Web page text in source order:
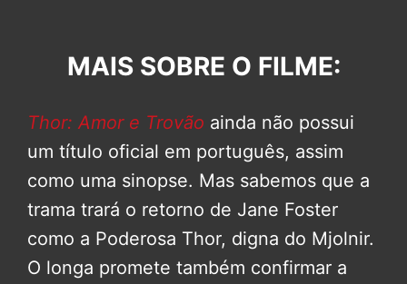
MAIS SOBRE O FILME:
Thor: Amor e Trovão ainda não possui
um título oficial em português, assim
como uma sinopse. Mas sabemos que a
trama trará o retorno de Jane Foster
como a Poderosa Thor, digna do Mjolnir.
O longa promete também confirmar a